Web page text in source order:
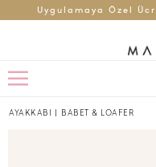
Uygulamaya Özel
AYAKKABI | BABET & LOAFER